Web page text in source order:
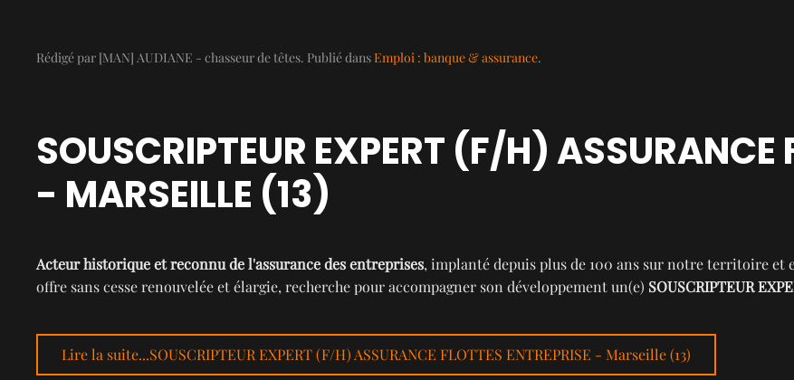
Rédigé par [MAN] AUDIANE - chasseur de têtes. Publié dansEmploi : banque & assurance.
SOUSCRIPTEUR EXPERT (F/H) ASSURANCE
- MARSEILLE (13)
Acteur historique et reconnu de l'assurance des entreprises, implanté depuis plus de 100 ans sur notre territoire et
offre sans cesse renouvelée et élargie, recherche pour accompagner son développement un(e) SOUSCRIPTEUR
Lire la suite...SOUSCRIPTEUR EXPERT (F/H) ASSURANCE FLOTTES ENTREPRISE - Marseille (13)